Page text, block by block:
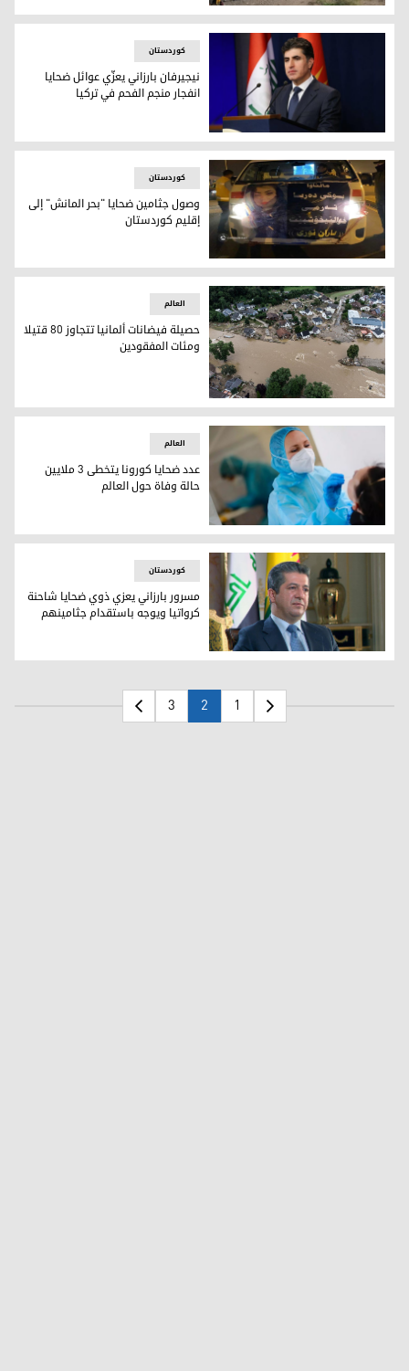
ارتفاع حصيلة ضحايا جسر الهند والسلطات تتعهد بـ"تحقيق
نيجيرفان بارزاني يعزّي عوائل ضحايا انفجار منجم الفحم في تركيا
کوردستان
نيجيرفان بارزاني يعزّي عوائل ضحايا
انفجار منجم الفحم في تركيا
وصول جثامين ضحايا "بحر المانش" إلى إقليم كوردستان
کوردستان
وصول جثامين ضحايا "بحر المانش" إلى
إقليم كوردستان
حصيلة فيضانات ألمانيا تتجاوز 80 قتيلا ومئات المفقودين
العالم
حصيلة فيضانات ألمانيا تتجاوز 80 قتيلا
ومئات المفقودين
عدد ضحايا كورونا في العالم تخطى 3 ملايين وفاة - الصورة لفرانس 24
العالم
عدد ضحايا كورونا يتخطى 3 ملايين
حالة وفاة حول العالم
رئيس حكومة اقليم كوردستان مسرور بارزاني
کوردستان
مسرور بارزاني يعزي ذوي ضحايا شاحنة
كرواتيا ويوجه باستقدام جثامينهم
1
2
3